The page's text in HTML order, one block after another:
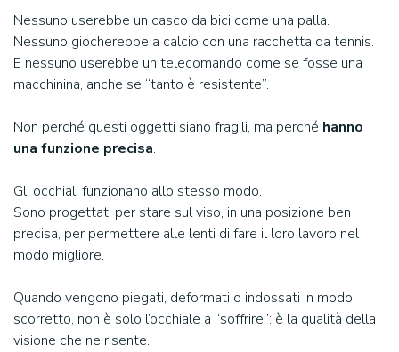
Nessuno userebbe un casco da bici come una palla.
Nessuno giocherebbe a calcio con una racchetta da tennis.
E nessuno userebbe un telecomando come se fosse una
macchinina, anche se “tanto è resistente”.
Non perché questi oggetti siano fragili, ma perché hanno
una funzione precisa.
Gli occhiali funzionano allo stesso modo.
Sono progettati per stare sul viso, in una posizione ben
precisa, per permettere alle lenti di fare il loro lavoro nel
modo migliore.
Quando vengono piegati, deformati o indossati in modo
scorretto, non è solo l’occhiale a “soffrire”: è la qualità della
visione che ne risente.